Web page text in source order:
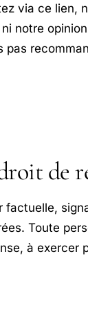
via ce lien,
notre
pas
de
factuelle,
Toute
à exercer